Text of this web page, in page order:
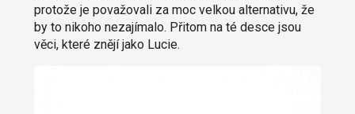
protože je považovali za moc velkou alternativu, že
by to nikoho nezajímalo. Přitom na té desce jsou
věci, které znějí jako Lucie.